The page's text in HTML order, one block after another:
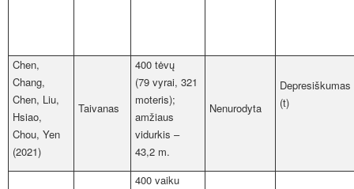
Chen,
Chang,
Chen, Liu,
Hsiao,
Chou, Yen
(2021)
Taivanas
400 tėvų
(79 vyrai, 321
moteris);
amžiaus
vidurkis –
43,2 m.
Nenurodyta
Depresiškumas
(t)
400 vaiku